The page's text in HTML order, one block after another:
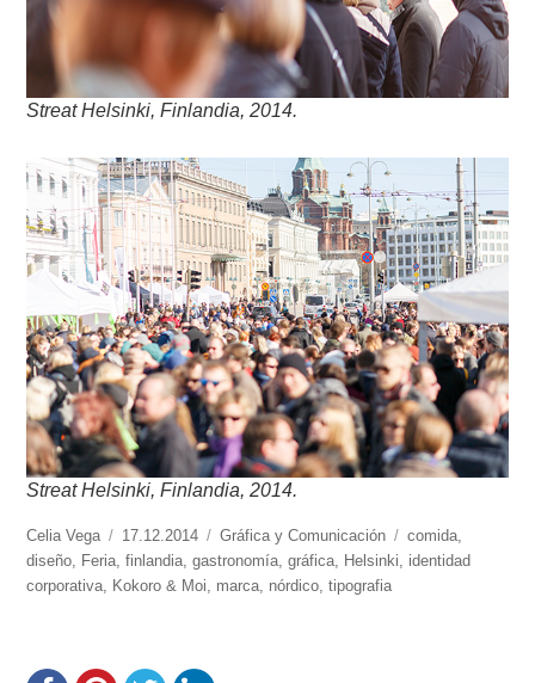
Streat Helsinki, Finlandia, 2014.
Streat Helsinki, Finlandia, 2014.
https://www.experimenta.es/author/Celia%20Vega/
Celia Vega
Publicado
el
17.12.2014 Categorías
Gráfica y Comunicación Etiquetas
comida,
diseño, Feria,finlandia,gastronomía,gráfica, Helsinki, identidad
corporativa, Kokoro & Moi, marca, nórdico,tipografia